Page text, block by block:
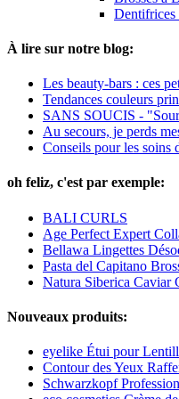
Dentifrices
À lire sur notre blog:
Les beauty-bars : ces
Tendances couleurs
SANS SOUCIS -
Au secours, je perds
Conseils pour les soins
oh feliz, c'est par exemple:
BALI CURLS
Age Perfect Expert
Bellawa Lingettes
Pasta del Capitano
Natura Siberica Caviar
Nouveaux produits:
eyelike Étui pour
Contour des Yeux
Schwarzkopf